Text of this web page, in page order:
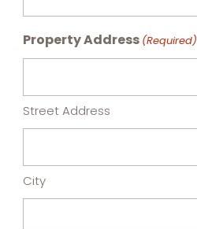
Property Address (Required)
Street Address
City